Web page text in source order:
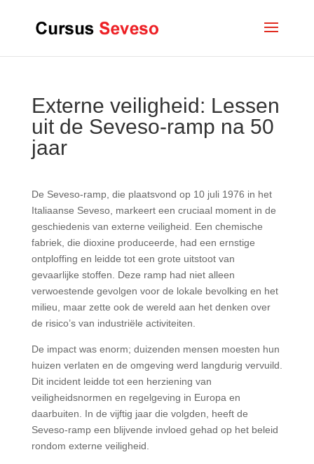
Externe veiligheid: Lessen
uit de Seveso-ramp na 50
jaar
De Seveso-ramp, die plaatsvond op 10 juli 1976 in het
Italiaanse Seveso, markeert een cruciaal moment in de
geschiedenis van externe veiligheid. Een chemische
fabriek, die dioxine produceerde, had een ernstige
ontploffing en leidde tot een grote uitstoot van
gevaarlijke stoffen. Deze ramp had niet alleen
verwoestende gevolgen voor de lokale bevolking en het
milieu, maar zette ook de wereld aan het denken over
de risico’s van industriële activiteiten.
De impact was enorm; duizenden mensen moesten hun
huizen verlaten en de omgeving werd langdurig vervuild.
Dit incident leidde tot een herziening van
veiligheidsnormen en regelgeving in Europa en
daarbuiten. In de vijftig jaar die volgden, heeft de
Seveso-ramp een blijvende invloed gehad op het beleid
rondom externe veiligheid.